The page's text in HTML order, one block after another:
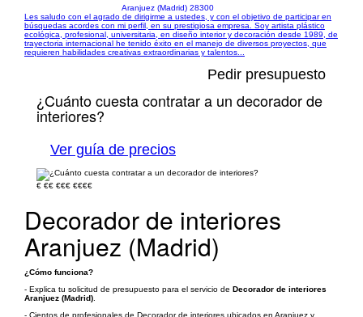
Aranjuez (Madrid) 28300
Les saludo con el agrado de dirigirme a ustedes, y con el objetivo de participar en
búsquedas acordes con mi perfil, en su prestigiosa empresa. Soy artista plástico
ecológica, profesional, universitaria, en diseño interior y decoración desde 1989, de
trayectoria internacional he tenido éxito en el manejo de diversos proyectos, que
requieren habilidades creativas extraordinarias y talentos...
Pedir presupuesto
¿Cuánto cuesta contratar a un decorador de
interiores?
Ver guía de precios
€ €€ €€€ €€€€
Decorador de interiores
Aranjuez (Madrid)
¿Cómo funciona?
- Explica tu solicitud de presupuesto para el servicio de Decorador de interiores
Aranjuez (Madrid)
- Cientos de profesionales de Decorador de interiores ubicados en Aranjuez y